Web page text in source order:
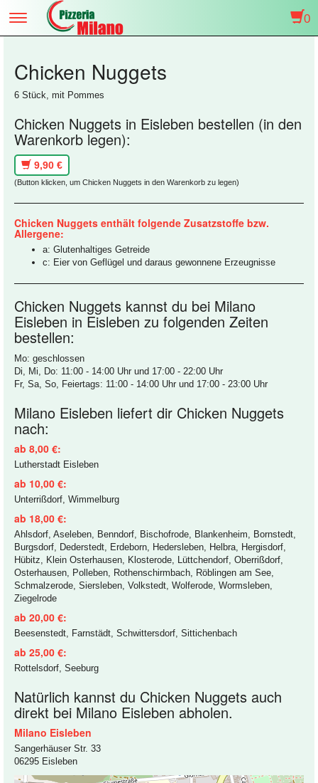
Toggle
navigation
0
Chicken Nuggets
6 Stück, mit Pommes
Chicken Nuggets in Eisleben bestellen (in den
Warenkorb legen):
9,90 €
(Button klicken, um Chicken Nuggets in den Warenkorb zu legen)
Chicken Nuggets enthält folgende Zusatzstoffe bzw.
Allergene:
a: Glutenhaltiges Getreide
c: Eier von Geflügel und daraus gewonnene Erzeugnisse
Chicken Nuggets kannst du bei Milano
Eisleben in Eisleben zu folgenden Zeiten
bestellen:
Mo: geschlossen
Di, Mi, Do: 11:00 - 14:00 Uhr und 17:00 - 22:00 Uhr
Fr, Sa, So, Feiertags: 11:00 - 14:00 Uhr und 17:00 - 23:00 Uhr
Milano Eisleben liefert dir Chicken Nuggets
nach:
ab 8,00 €:
Lutherstadt Eisleben
ab 10,00 €:
Unterrißdorf, Wimmelburg
ab 18,00 €:
Ahlsdorf, Aseleben, Benndorf, Bischofrode, Blankenheim, Bornstedt,
Burgsdorf, Dederstedt, Erdeborn, Hedersleben, Helbra, Hergisdorf,
Hübitz, Klein Osterhausen, Klosterode, Lüttchendorf, Oberrißdorf,
Osterhausen, Polleben, Rothenschirmbach, Röblingen am See,
Schmalzerode, Siersleben, Volkstedt, Wolferode, Wormsleben,
Ziegelrode
ab 20,00 €:
Beesenstedt, Farnstädt, Schwittersdorf, Sittichenbach
ab 25,00 €:
Rottelsdorf, Seeburg
Natürlich kannst du Chicken Nuggets auch
direkt bei Milano Eisleben abholen.
Milano Eisleben
Sangerhäuser Str. 33
06295 Eisleben